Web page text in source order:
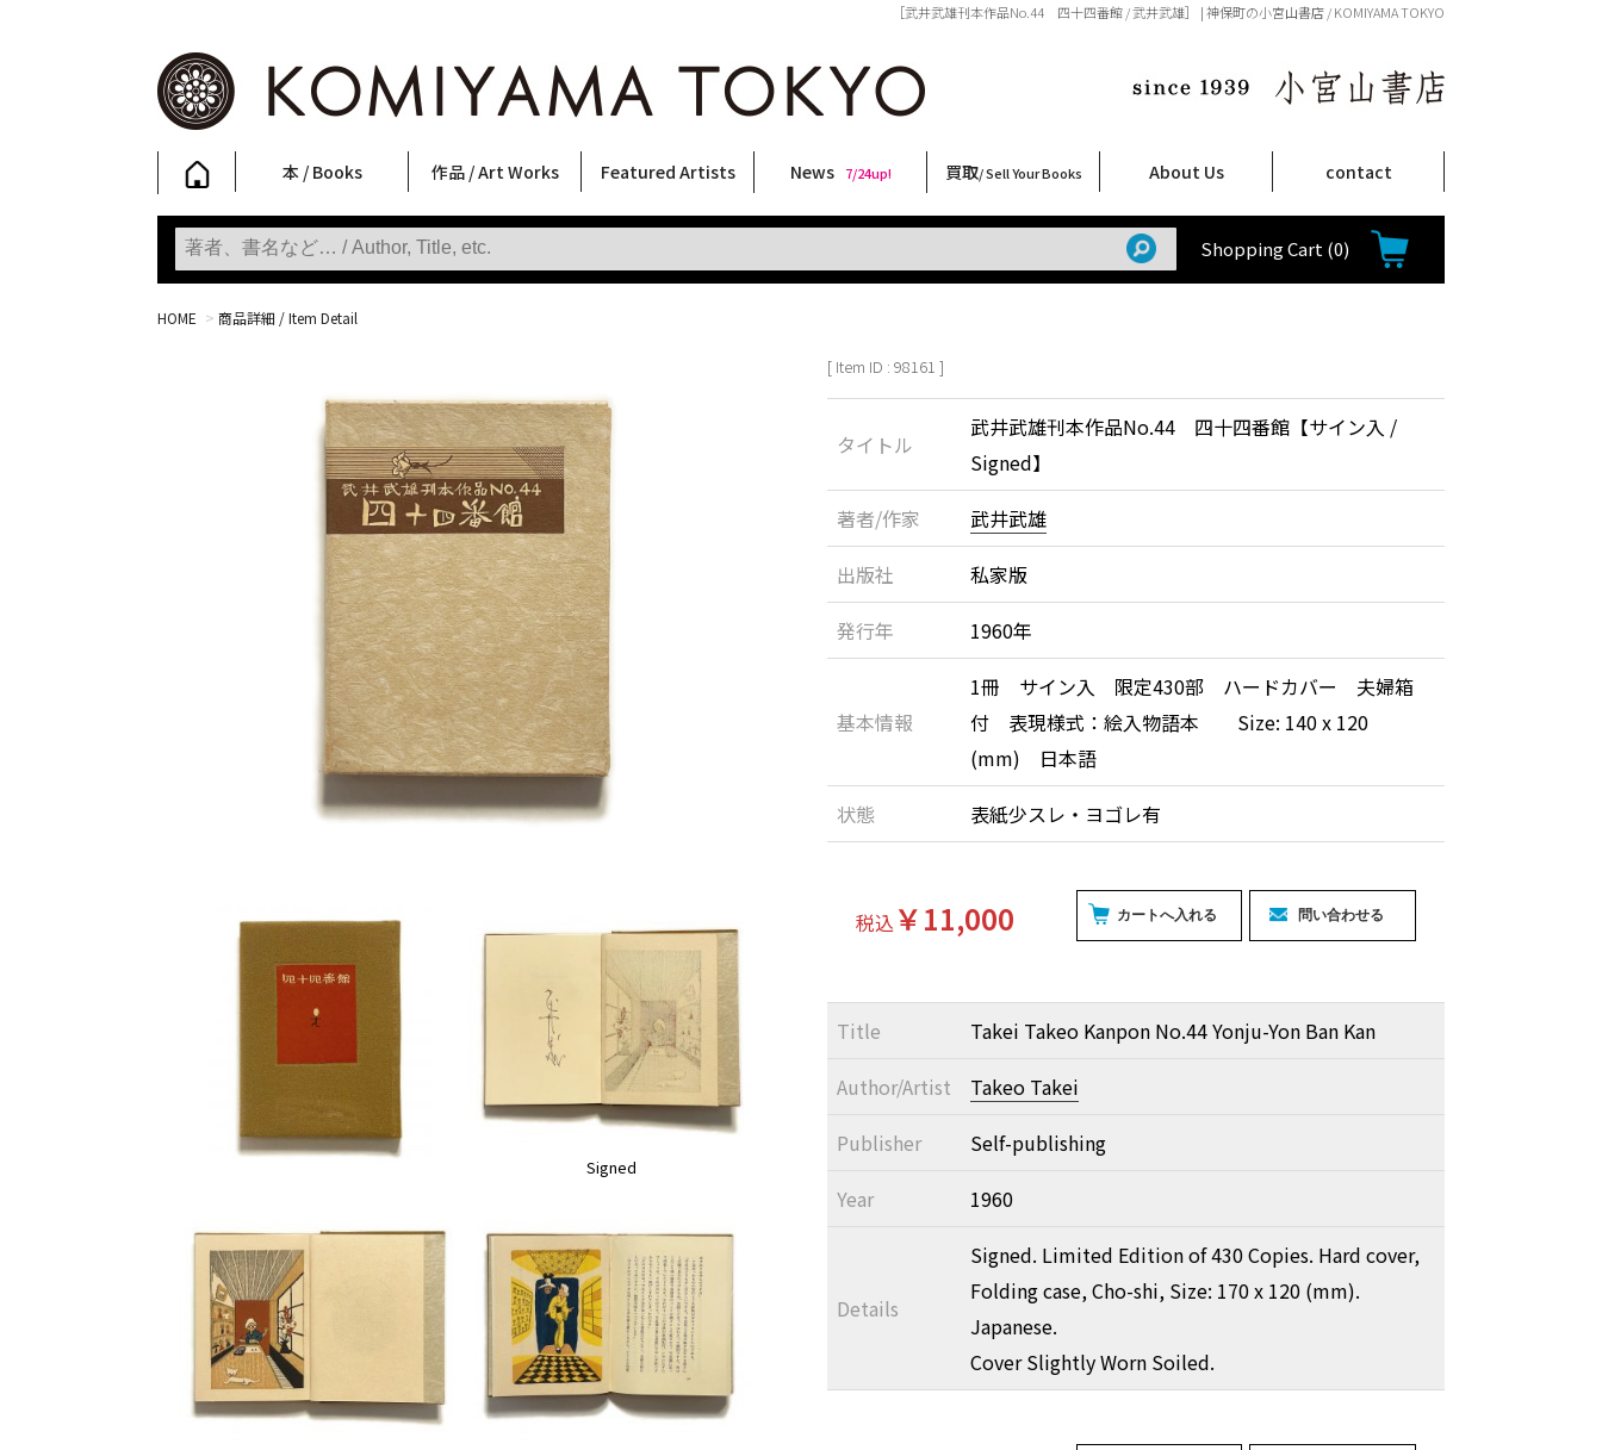
［武井武雄刊本作品No.44 四十四番館 / 武井武雄］ | 神保町の小宮山書店 / KOMIYAMA TOKYO
本 / Books
写真集
Photobooks
ファッション
Fashion
アート / 美術
Art
文学・人文
Literature & Humanities
日本文化
Japanese Culture
新刊
New Books
SALE
SALE
作品 / Art Works
フォトグラフィー
Photography
ポスター
Posters
ストリートアート
Street Art
立体・その他
Sculptures / etc
アートワークス
Art Works
Primary Artworks
KOMIYAMA TOKYO ART LABEL
版画
Prints
Featured Artists
稲嶺啓一(東風終)
村田言恵
丸岡和吾
Rico Casella
キム・ロートン
菅谷晋一
柴田亜美
内藤啓介
CHRIS
森山大道
COOKIE
大類信
天野タケル
春川ナミオ
二本木里美
三島剛
大西洋介
林月光
秋赤音
佐伯俊男
三島由紀夫
北島敬三
内藤ルネ
須藤昌人
横尾忠則
News 7/24up!
新着・おすすめ商品 9/7up!
フェア・イベント情報 7/24up!
お店からのお知らせ 6/1up!
買取/ Sell Your Books
買取ブログ
買取専用フォーム
古書 / 古本の買取
美術品の買取
出張買取について
宅配買取について
店頭買取について
よくある質問
About Us
店舗案内
Shop Infomation
ご注文について
How to Order
特定商取引法に関する表示
プライバシーポリシー
contact
Shopping Cart (0)
HOME > 商品詳細 / Item Detail
Signed
[ Item ID : 98161 ]
タイトル
武井武雄刊本作品No.44 四十四番館【サイン入 /
Signed】
著者/作家
武井武雄
出版社
私家版
発行年
1960年
基本情報
1冊 サイン入 限定430部 ハードカバー 夫婦箱
付 表現様式：絵入物語本 Size: 140 x 120
(mm) 日本語
状態
表紙少スレ・ヨゴレ有
税込 ￥11,000
Title
Takei Takeo Kanpon No.44 Yonju-Yon Ban Kan
Author/Artist
Takeo Takei
Publisher
Self-publishing
Year
1960
Details
Signed. Limited Edition of 430 Copies. Hard cover,
Folding case, Cho-shi, Size: 170 x 120 (mm).
Japanese.
Cover Slightly Worn Soiled.